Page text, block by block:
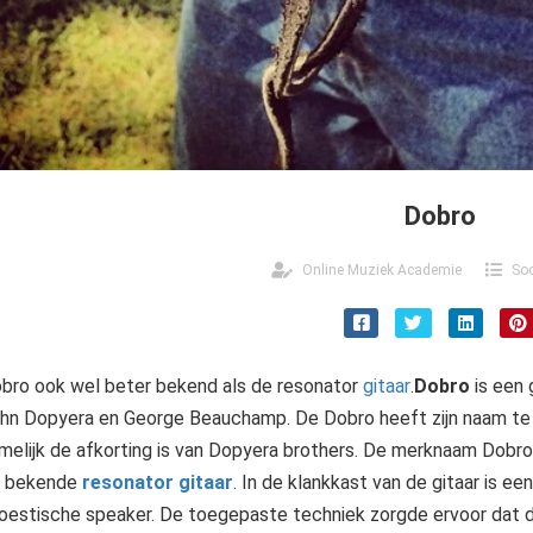
Dobro
Online Muziek Academie
ook wel beter bekend als de resonator gitaar.Dobro is een
Dopyera en George Beauchamp. De Dobro heeft zijn naam te
de afkorting is van Dopyera brothers. De merknaam
bekende resonator gitaar. In de klankkast van de gitaar is
speaker. De toegepaste techniek zorgde ervoor dat